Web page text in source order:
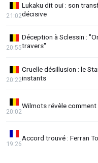
Lukaku dit oui : son
décisive
21:02
Déception à Sclessin :
travers"
20:55
Cruelle désillusion : le
instants
20:22
Wilmots révèle
20:02
Accord trouvé : Ferran
19:26